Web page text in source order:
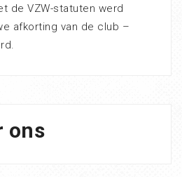
de VZW-statuten werd
afkorting van de club –
ons